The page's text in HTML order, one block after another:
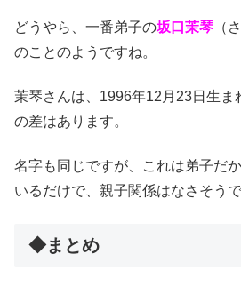
どうやら、一番弟子の坂口茉琴 （
のことのようですね。
茉琴さんは、1996年12月23日生ま
の差はあります。
名字も同じですが、これは弟子だ
いるだけで、親子関係はなさそうで
◆まとめ